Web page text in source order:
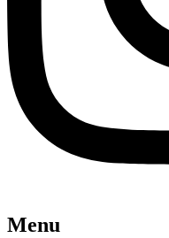
Menu